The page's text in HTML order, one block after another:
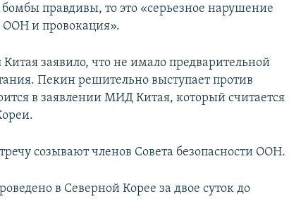
правдивы, то это «серьезное нарушение
ООН и провокация».
заявило, что не имало предварительной
Пекин решительно выступает против
в заявлении МИД Китая, который считается
созывают членов Совета безопасности ООН.
в Северной Корее за двое суток до